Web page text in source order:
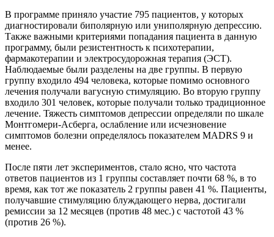
В программе приняло участие 795 пациентов, у которых
диагностировали биполярную или униполярную депрессию.
Также важными критериями попадания пациента в данную
программу, были резистентность к психотерапии,
фармакотерапии и электросудорожная терапия (ЭСТ).
Наблюдаемые были разделены на две группы. В первую
группу входило 494 человека, которые помимо основного
лечения получали вагусную стимуляцию. Во вторую группу
входило 301 человек, которые получали только традиционное
лечение. Тяжесть симптомов депрессии определяли по шкале
Монтгомери-Асберга, ослабление или исчезновение
симптомов болезни определялось показателем MADRS 9 и
менее.
После пяти лет экспериментов, стало ясно, что частота
ответов пациентов из 1 группы составляет почти 68 %, в то
время, как тот же показатель 2 группы равен 41 %. Пациенты,
получавшие стимуляцию блуждающего нерва, достигали
ремиссии за 12 месяцев (против 48 мес.) с частотой 43 %
(против 26 %).